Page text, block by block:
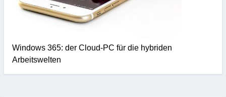
Windows 365: der Cloud-PC für die hybriden
Arbeitswelten